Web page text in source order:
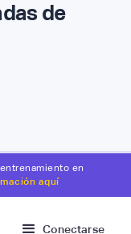
de
en
aquí
Conectarse